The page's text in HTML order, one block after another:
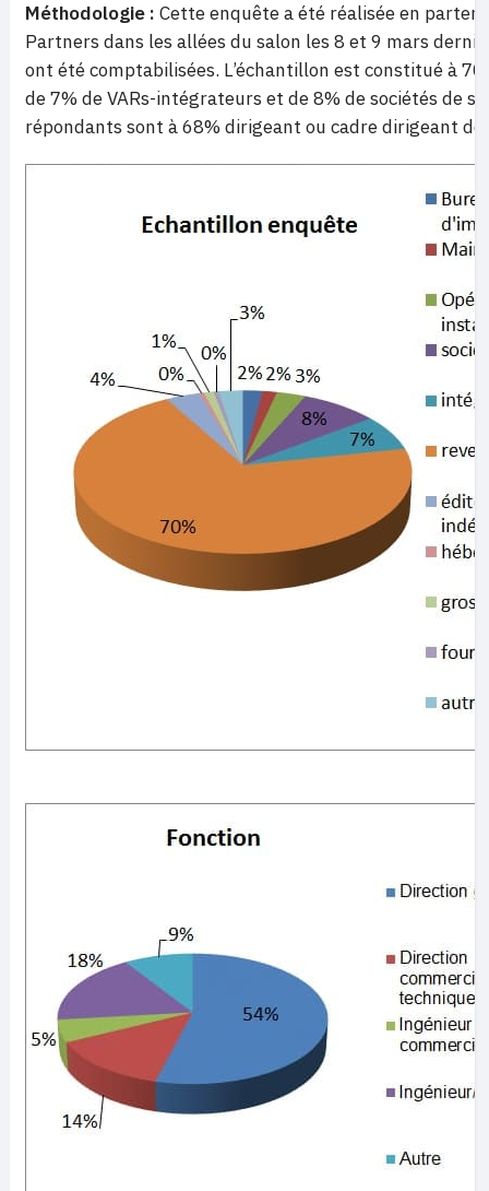
Méthodologie : Cette enquête a été réalisée en
Partners dans les allées du salon les 8 et 9 mars
ont été comptabilisées. L’échantillon est constitué à
de 7% de VARs-intégrateurs et de 8% de sociétés de
répondants sont à 68% dirigeant ou cadre dirigeant